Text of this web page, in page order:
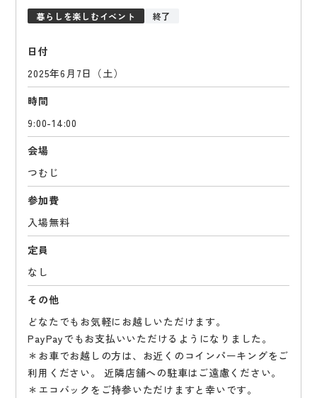
暮らしを楽しむイベント 終了
日付
2025年6月7日（土）
時間
9:00-14:00
会場
つむじ
参加費
入場無料
定員
なし
その他
どなたでもお気軽にお越しいただけます。
PayPayでもお支払いいただけるようになりました。
＊お車でお越しの方は、お近くのコインパーキングをご
利用ください。 近隣店舗への駐車はご遠慮ください。
＊エコバックをご持参いただけますと幸いです。